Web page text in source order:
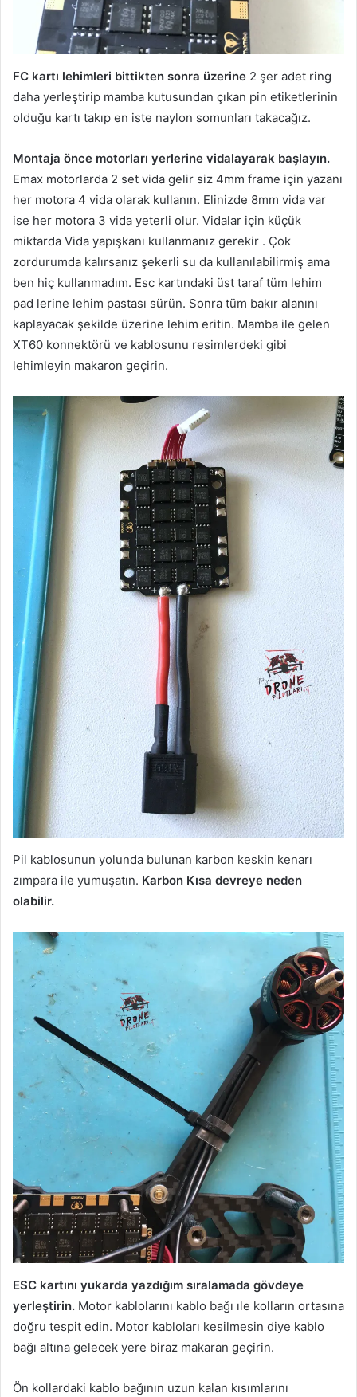
FC kartı lehimleri bittikten sonra üzerine 2 şer adet ring
daha yerleştirip mamba kutusundan çıkan pin etiketlerinin
olduğu kartı takıp en iste naylon somunları takacağız.
Montaja önce motorları yerlerine vidalayarak başlayın.
Emax motorlarda 2 set vida gelir siz 4mm frame için yazanı
her motora 4 vida olarak kullanın. Elinizde 8mm vida var
ise her motora 3 vida yeterli olur. Vidalar için küçük
miktarda Vida yapışkanı kullanmanız gerekir . Çok
zordurumda kalırsanız şekerli su da kullanılabilirmiş ama
ben hiç kullanmadım. Esc kartındaki üst taraf tüm lehim
pad lerine lehim pastası sürün. Sonra tüm bakır alanını
kaplayacak şekilde üzerine lehim eritin. Mamba ile gelen
XT60 konnektörü ve kablosunu resimlerdeki gibi
lehimleyin makaron geçirin.
Pil kablosunun yolunda bulunan karbon keskin kenarı
zımpara ile yumuşatın. Karbon Kısa devreye neden
olabilir.
ESC kartını yukarda yazdığım sıralamada gövdeye
yerleştirin. Motor kablolarını kablo bağı ıle kolların ortasına
doğru tespit edin. Motor kabloları kesilmesin diye kablo
bağı altına gelecek yere biraz makaran geçirin.
Ön kollardaki kablo bağının uzun kalan kısımlarını